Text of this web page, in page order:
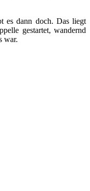
es dann doch. Das liegt
gestartet, wandernd
war.